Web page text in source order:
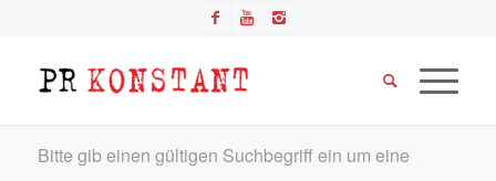
Bitte gib einen gültigen Suchbegriff ein um eine